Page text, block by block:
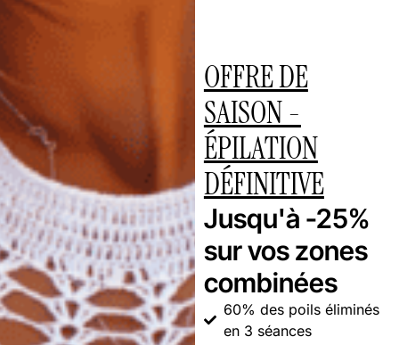
OFFRE DE
SAISON -
ÉPILATION
DÉFINITIVE
Jusqu'à -25%
sur vos zones
combinées
60% des poils éliminés
en 3 séances